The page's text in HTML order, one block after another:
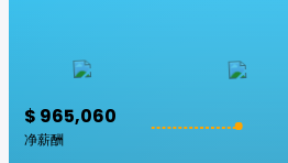
$ 965,060
净薪酬